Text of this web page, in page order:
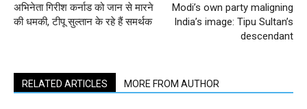
अभिनेता गिरीश कर्नाड को जान से मारने
की धमकी, टीपू सुल्तान के रहे हैं समर्थक
Modi’s own party maligning
India’s image: Tipu Sultan’s
descendant
RELATED ARTICLES MORE FROM AUTHOR